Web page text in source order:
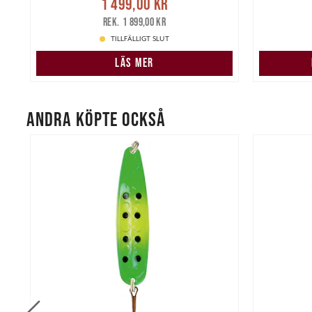
1 499,00 krTidigare pris
1 899,00 kr
1 499,00 kr
1 899,00 kr
TILLFÄLLIGT SLUT
LÄS MER
1
ANDRA KÖPTE OCKSÅ